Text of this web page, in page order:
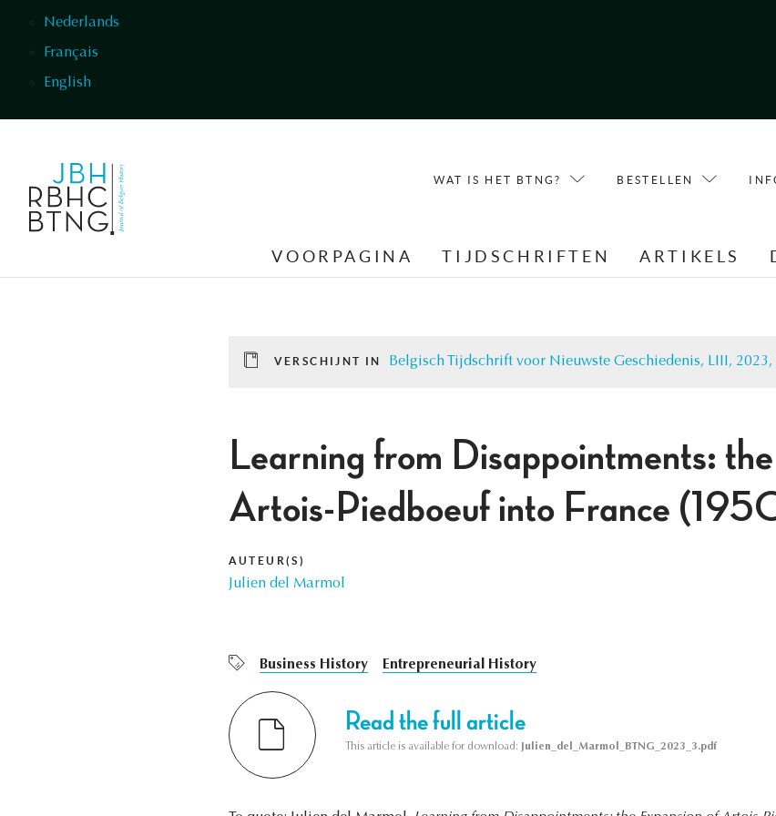
Nederlands
Français
English
WAT IS HET BTNG? BESTELLEN
VOORPAGINA TIJDSCHRIFTEN ARTIKELS
VERSCHIJNT IN Belgisch Tijdschrift voor Nieuwste Geschiedenis, LIII, 2023,
Learning from Disappointments:
Artois-Piedboeuf into France
AUTEUR(S)
Julien del Marmol
Business History Entrepreneurial History
Read the full article
This article is available for download: Julien_del_Marmol_BTNG_2023_3.pdf